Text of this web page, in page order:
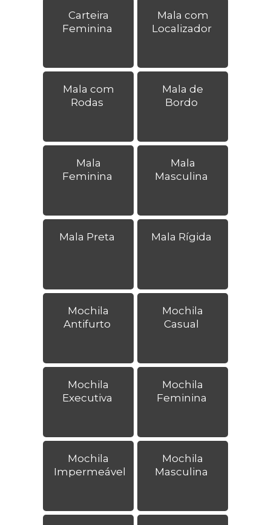
Carteira
Feminina
Mala com
Localizador
Mala com
Rodas
Mala de
Bordo
Mala
Feminina
Mala
Masculina
Mala Preta Mala Rígida
Mochila
Antifurto
Mochila
Casual
Mochila
Executiva
Mochila
Feminina
Mochila
Impermeável
Mochila
Masculina